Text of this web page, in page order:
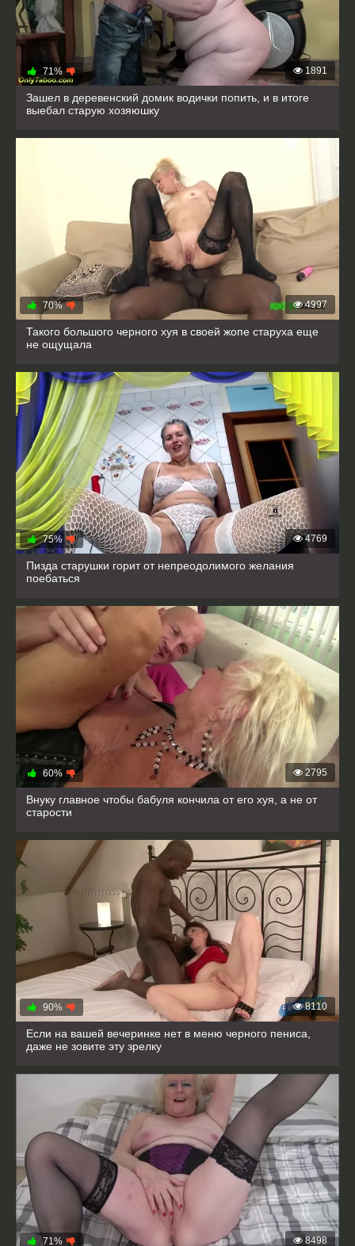
1891
71%
Зашел в деревенский домик водички попить, и в итоге
выебал старую хозяюшку
4997
70%
Такого большого черного хуя в своей жопе старуха еще
не ощущала
4769
75%
Пизда старушки горит от непреодолимого желания
поебаться
2795
60%
Внуку главное чтобы бабуля кончила от его хуя, а не от
старости
8110
90%
Если на вашей вечеринке нет в меню черного пениса,
даже не зовите эту зрелку
8498
71%